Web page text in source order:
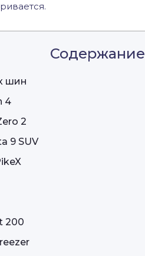
Содержание
шин
4
2
9 SUV
200